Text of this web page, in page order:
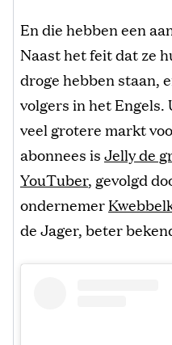
En die hebben een
Naast het feit dat ze
droge hebben staan,
volgers in het Engels.
veel grotere markt
abonnees isJelly de
YouTuber, gevolgd
ondernemer
de Jager, beter